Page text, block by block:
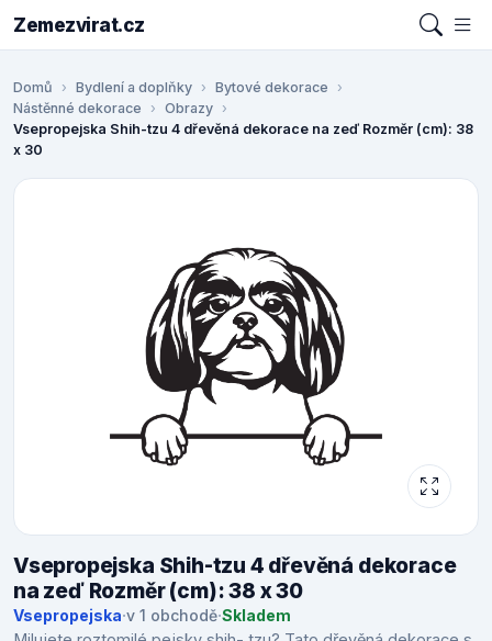
Zemezvirat.cz
Domů Bydlení a doplňky
Bytové dekorace
Nástěnné dekorace
Obrazy
Vsepropejska Shih-tzu 4 dřevěná dekorace na zeď Rozměr (cm): 38
x 30
Vsepropejska Shih-tzu 4 dřevěná dekorace
na zeď Rozměr (cm): 38 x 30
Vsepropejska·v 1 obchodě·Skladem